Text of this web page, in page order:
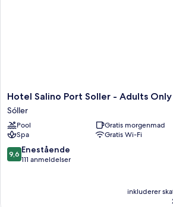
Hotel
Salino
Port
Soller
-
Adults
Only
Hotel Salino Port Soller - Adults Only
Sóller
Pool
Gratis morgenmad
Spa
Gratis Wi-Fi
9.6
ud
9,6 Enestående
111 anmeldelser
inkluderer